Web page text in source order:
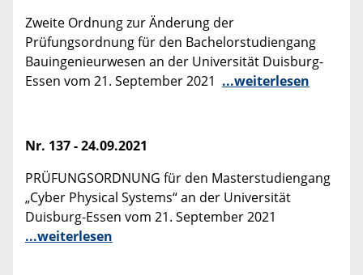
Zweite Ordnung zur Änderung der
Prüfungsordnung für den Bachelorstudiengang
Bauingenieurwesen an der Universität Duisburg-
Essen vom 21. September 2021 ...weiterlesen
Nr. 137 - 24.09.2021
PRÜFUNGSORDNUNG für den Masterstudiengang
„Cyber Physical Systems“ an der Universität
Duisburg-Essen vom 21. September 2021
...weiterlesen